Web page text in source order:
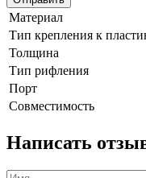
Материал
Тип крепления к
Толщина
Тип рифления
Порт
Совместимость
Написать